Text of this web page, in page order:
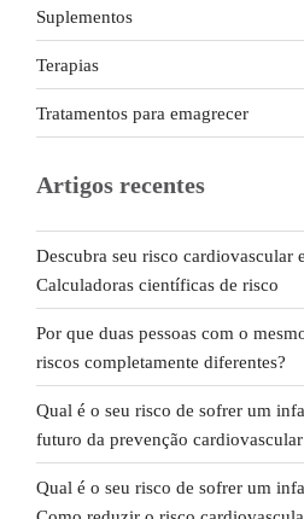
Suplementos
Terapias
Tratamentos para emagrecer
Artigos recentes
Descubra seu risco cardiovascular
Calculadoras científicas de risco
Por que duas pessoas com o
riscos completamente diferentes?
Qual é o seu risco de sofrer um
futuro da prevenção
Qual é o seu risco de sofrer um